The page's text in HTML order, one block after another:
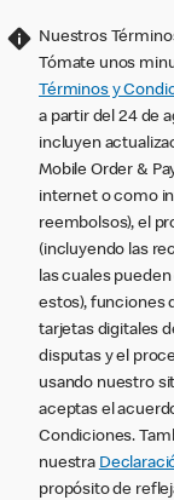
Nuestros
Tómate unos
Términos y
a partir del 24 de
incluyen
Mobile Order &
internet o como
reembolsos), el
(incluyendo las
las cuales
estos), funciones
tarjetas digitales
disputas y el
usando nuestro
aceptas el
Condiciones.
nuestra
propósito de